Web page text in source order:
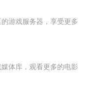
游戏服务器，享受更多
体库，观看更多的电影